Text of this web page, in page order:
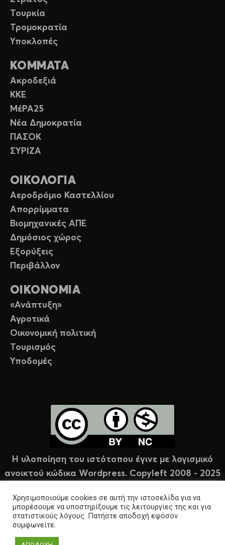
Τουρκία
Τρομοκρατία
Υποκλοπές
ΚΟΜΜΑΤΑ
Ακροδεξιά
ΚΚΕ
ΜέΡΑ25
Νέα Δημοκρατία
ΠΑΣΟΚ
ΣΥΡΙΖΑ
ΟΙΚΟΛΟΓΙΑ
Αεροδρόμιο Καστελλίου
Απορρίμματα
Βιομηχανικές ΑΠΕ
Δημόσιος χώρος
Εξορύξεις
Περιβάλλον
ΟΙΚΟΝΟΜΙΑ
«Ανάπτυξη»
Αγροτικά
Οικονομική πολιτική
Τουρισμός
Υποδομές
Η υλοποίηση του ιστότοπου έγινε με λογισμικό
ανοικτού κώδικα Wordpress. Copyleft 2008 - 2025
Χρησιμοποιούμε cookies σε αυτή την ιστοσελίδα για να
μπορέσουμε να υποστηρίξουμε τις λειτουργίες της και για
στατιστικούς λόγους. Πατήστε αποδοχή εφόσον
συμφωνείτε.